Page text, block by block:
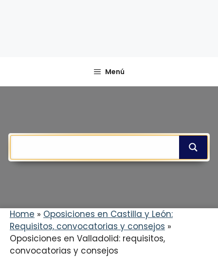
Menú
Home » Oposiciones en Castilla y León:
Requisitos, convocatorias y consejos »
Oposiciones en Valladolid: requisitos,
convocatorias y consejos